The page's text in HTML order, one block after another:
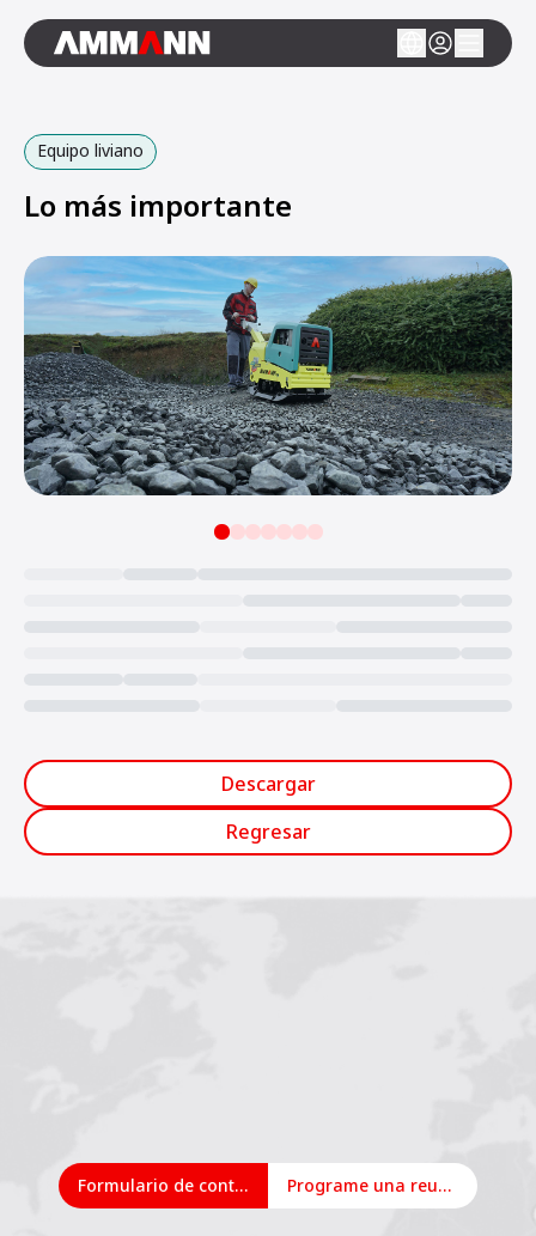
Equipo liviano
Lo más importante
Descargar
Regresar
Formulario de contacto Programe una reunión en línea